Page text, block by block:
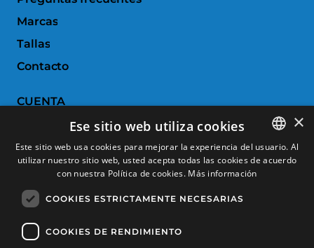
Marcas
Tallas
Contacto
CUENTA
Historial de pedidos
Devoluciones
Productos favoritos
Comparar productos
SERVICIO AL CLIENTE
SPANISH
×
Ese sitio web utiliza cookies
Este sitio web usa cookies para mejorar la experiencia del usuario. Al
utilizar nuestro sitio web, usted acepta todas las cookies de acuerdo
con nuestra Política de cookies. Más información
COOKIES ESTRICTAMENTE NECESARIAS
COOKIES DE RENDIMIENTO